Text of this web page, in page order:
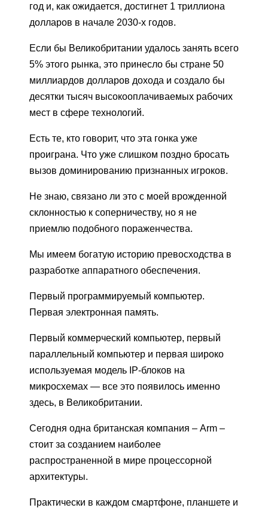
год и, как ожидается, достигнет 1 триллиона
долларов в начале 2030-х годов.
Если бы Великобритании удалось занять всего
5% этого рынка, это принесло бы стране 50
миллиардов долларов дохода и создало бы
десятки тысяч высокооплачиваемых рабочих
мест в сфере технологий.
Есть те, кто говорит, что эта гонка уже
проиграна. Что уже слишком поздно бросать
вызов доминированию признанных игроков.
Не знаю, связано ли это с моей врожденной
склонностью к соперничеству, но я не
приемлю подобного пораженчества.
Мы имеем богатую историю превосходства в
разработке аппаратного обеспечения.
Первый программируемый компьютер.
Первая электронная память.
Первый коммерческий компьютер, первый
параллельный компьютер и первая широко
используемая модель IP-блоков на
микросхемах — все это появилось именно
здесь, в Великобритании.
Сегодня одна британская компания – Arm –
стоит за созданием наиболее
распространенной в мире процессорной
архитектуры.
Практически в каждом смартфоне, планшете и